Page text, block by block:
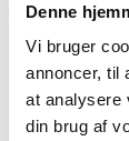
Denne
Vi bruger
annoncer, til
at analysere
din brug af